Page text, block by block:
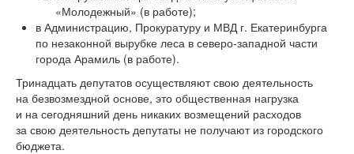
«Молодежный» (в работе);
в Администрацию, Прокуратуру и МВД г. Екатеринбурга
по незаконной вырубке леса в северо-западной части
города Арамиль (в работе).
Тринадцать депутатов осуществляют свою деятельность
на безвозмездной основе, это общественная нагрузка
и на сегодняшний день никаких возмещений расходов
за свою деятельность депутаты не получают из городского
бюджета.